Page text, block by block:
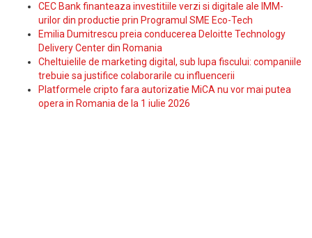
CEC Bank finanteaza investitiile verzi si digitale ale IMM-
urilor din productie prin Programul SME Eco-Tech
Emilia Dumitrescu preia conducerea Deloitte Technology
Delivery Center din Romania
Cheltuielile de marketing digital, sub lupa fiscului: companiile
trebuie sa justifice colaborarile cu influencerii
Platformele cripto fara autorizatie MiCA nu vor mai putea
opera in Romania de la 1 iulie 2026